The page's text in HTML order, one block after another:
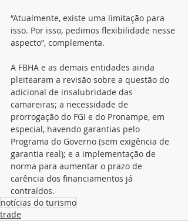
“Atualmente, existe uma limitação para
isso. Por isso, pedimos flexibilidade nesse
aspecto”, complementa.
A FBHA e as demais entidades ainda
pleitearam a revisão sobre a questão do
adicional de insalubridade das
camareiras; a necessidade de
prorrogação do FGI e do Pronampe, em
especial, havendo garantias pelo
Programa do Governo (sem exigência de
garantia real); e a implementação de
norma para aumentar o prazo de
carência dos financiamentos já
contraídos.
notícias do turismo
trade